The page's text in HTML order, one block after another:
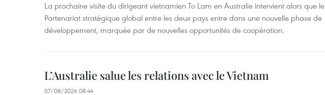
La prochaine visite du dirigeant vietnamien To Lam en Australie intervient alors que le
Partenariat stratégique global entre les deux pays entre dans une nouvelle phase de
développement, marquée par de nouvelles opportunités de coopération.
L’Australie salue les relations avec le Vietnam
07/08/2026 08:44